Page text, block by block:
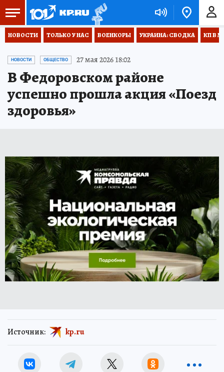
НОВОСТИ ТОЛЬКО У НАС ВОЕНКОРЫ УКРАИНА: СВОДКА КП В
НОВОСТИ ОБЩЕСТВО 27 мая 2026 18:02
В Федоровском районе
успешно прошла акция «Поезд
здоровья»
Источник: kp.ru